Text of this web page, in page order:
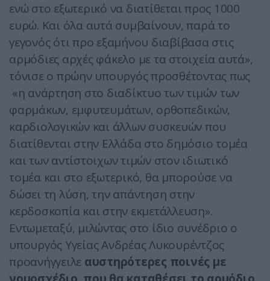
ενώ στο εξωτερικό να διατίθεται προς 1000
ευρώ. Και όλα αυτά συμβαίνουν, παρά το
γεγονός ότι προ εξαμήνου διαβίβασα στις
αρμόδιες αρχές φάκελο με τα στοιχεία αυτά»,
τόνισε ο πρώην υπουργός προσθέτοντας πως
«η ανάρτηση στο διαδίκτυο των τιμών των
φαρμάκων, εμφυτευμάτων, ορθοπεδικών,
καρδιολογικών και άλλων συσκευών που
διατίθενται στην Ελλάδα στο δημόσιο τομέα
και των αντίστοιχων τιμών στον ιδιωτικό
τομέα και στο εξωτερικό, θα μπορούσε να
δώσει τη λύση, την απάντηση στην
κερδοσκοπία και στην εκμετάλλευση».
Εντωμεταξύ, μιλώντας στο ίδιο συνέδριο ο
υπουργός Υγείας Ανδρέας Λυκουρέντζος
προανήγγειλε αυστηρότερες ποινές με